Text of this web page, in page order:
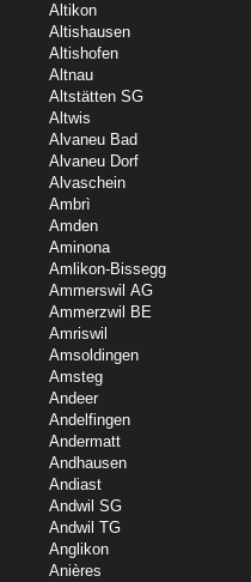
Altikon
Altishausen
Altishofen
Altnau
Altstätten SG
Altwis
Alvaneu Bad
Alvaneu Dorf
Alvaschein
Ambrì
Amden
Aminona
Amlikon-Bissegg
Ammerswil AG
Ammerzwil BE
Amriswil
Amsoldingen
Amsteg
Andeer
Andelfingen
Andermatt
Andhausen
Andiast
Andwil SG
Andwil TG
Anglikon
Anières